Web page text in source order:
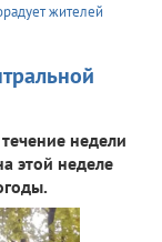
жителей
недели
этой неделе